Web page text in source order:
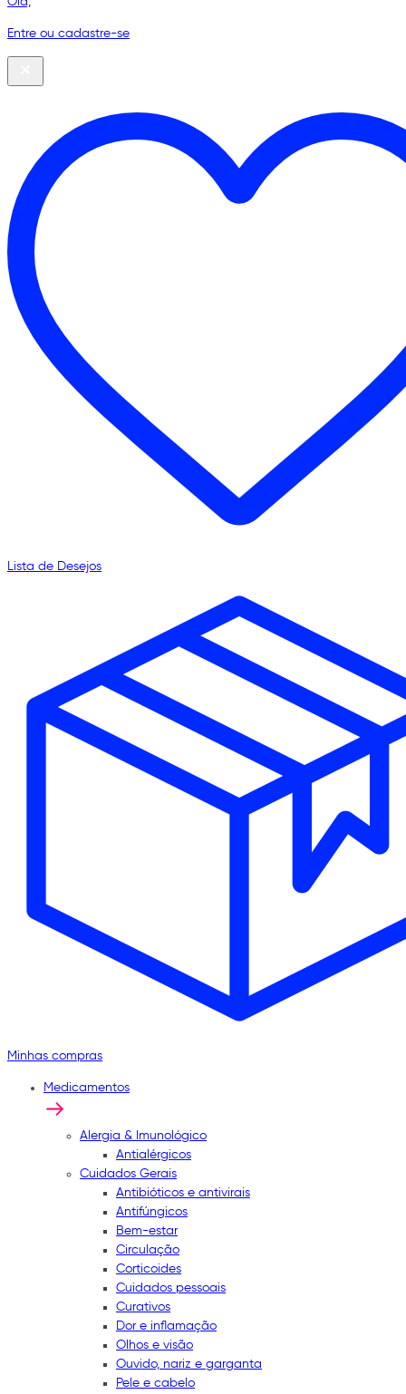
Entre ou cadastre-se
Lista de Desejos
Minhas compras
Medicamentos
Alergia & Imunológico
Antialérgicos
Cuidados Gerais
Antibióticos e antivirais
Antifúngicos
Bem-estar
Circulação
Corticoides
Cuidados pessoais
Curativos
Dor e inflamação
Olhos e visão
Ouvido, nariz e garganta
Pele e cabelo